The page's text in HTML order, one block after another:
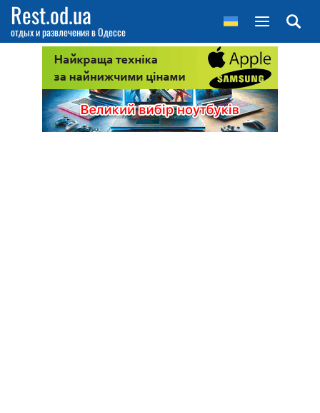
Rest.od.ua
отдых и развлечения в Одессе